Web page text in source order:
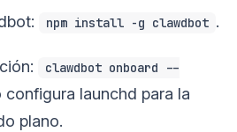
npm install -g clawdbot .
clawdbot onboard --
configura launchd para la
plano.